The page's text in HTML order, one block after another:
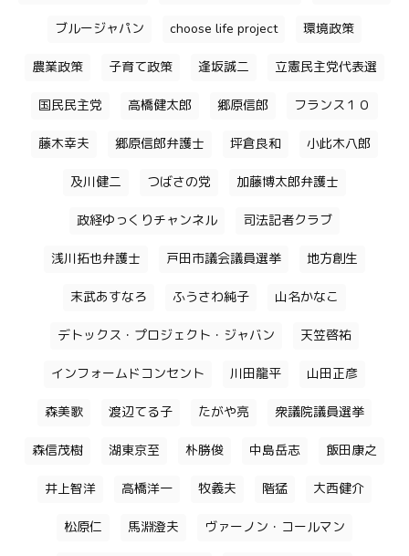
ブルージャパン choose life project 環境政策
農業政策 子育て政策 逢坂誠二 立憲民主党代表選
国民民主党 高橋健太郎 郷原信郎 フランス１０
藤木幸夫 郷原信郎弁護士 坪倉良和 小此木八郎
及川健二 つばさの党 加藤博太郎弁護士
政経ゆっくりチャンネル 司法記者クラブ
浅川拓也弁護士 戸田市議会議員選挙 地方創生
末武あすなろ ふうさわ純子 山名かなこ
デトックス・プロジェクト・ジャバン 天笠啓祐
インフォームドコンセント 川田龍平 山田正彦
森美歌 渡辺てる子 たがや亮 衆議院議員選挙
森信茂樹 湖東京至 朴勝俊 中島岳志 飯田康之
井上智洋 高橋洋一 牧義夫 階猛 大西健介
松原仁 馬淵澄夫 ヴァーノン・コールマン